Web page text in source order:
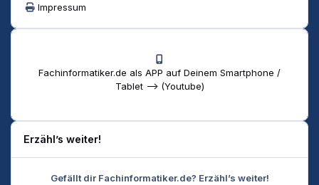
Impressum
Fachinformatiker.de als APP auf Deinem Smartphone /
Tablet --> (Youtube)
Erzähl’s weiter!
Gefällt dir Fachinformatiker.de? Erzähl’s weiter!